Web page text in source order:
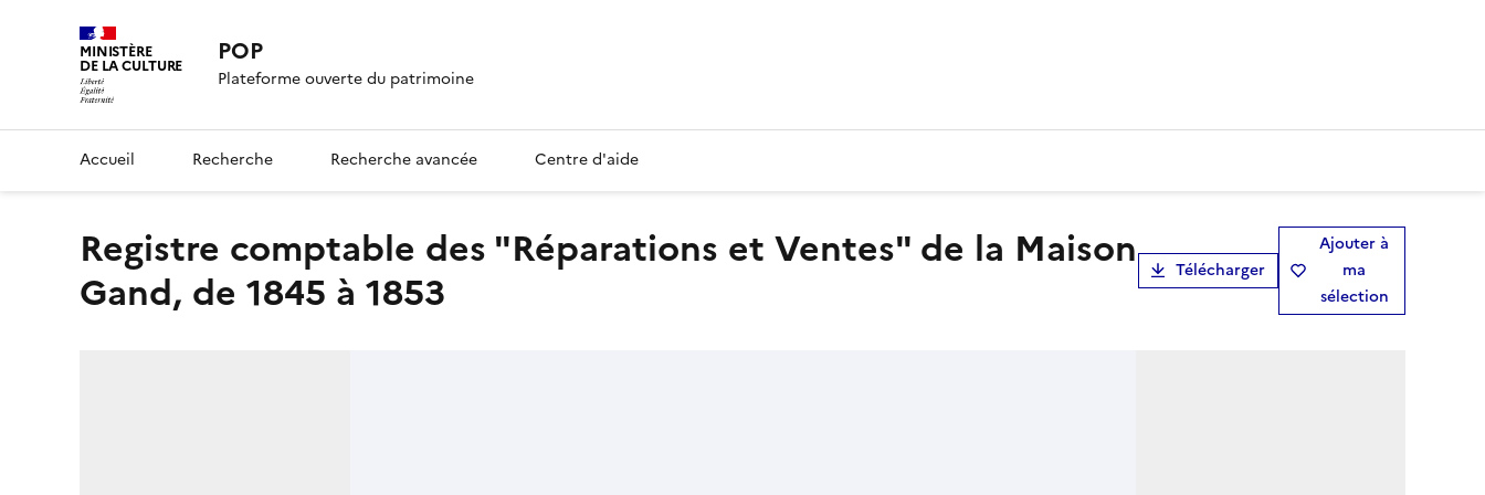
MINISTÈRE
DE LA CULTURE POP
Plateforme ouverte du patrimoine
Accueil Recherche Recherche avancée Centre d'aide
Registre comptable des "Réparations et Ventes" de la Maison
Gand, de 1845 à 1853
Télécharger
Ajouter à
ma
sélection